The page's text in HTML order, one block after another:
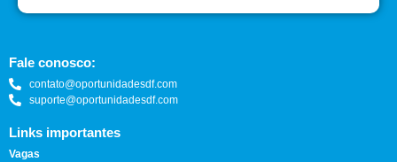
Fale conosco:
contato@oportunidadesdf.com
suporte@oportunidadesdf.com
Links importantes
Vagas